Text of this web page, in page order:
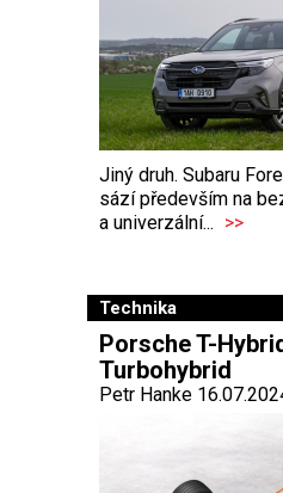
Jiný druh. Subaru
sází především na
a univerzální... >>
Technika
Porsche T-
Turbohybrid
Petr Hanke